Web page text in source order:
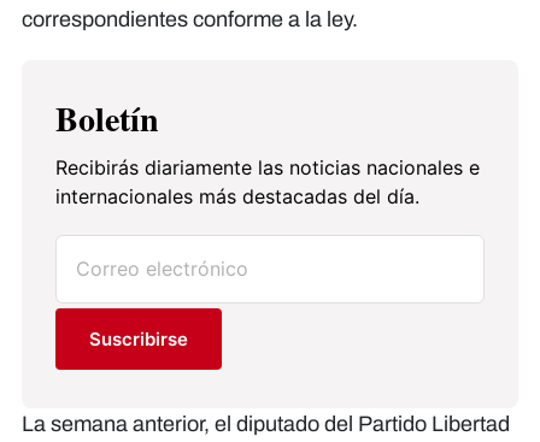
correspondientes conforme a la ley.
Boletín
Recibirás diariamente las noticias nacionales e
internacionales más destacadas del día.
Suscribirse
La semana anterior, el diputado del Partido Libertad